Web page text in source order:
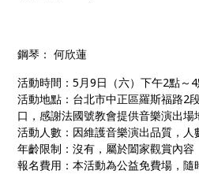
鋼琴： 何欣蓮
活動時間：5月9日（六）下午2點～
活動地點：台北市中正區羅斯福路2
口，感謝法國號教會提供音樂演出場
活動人數：因維護音樂演出品質，人
年齡限制：沒有，屬於闔家觀賞內容
報名費用：本活動為公益免費場 ，